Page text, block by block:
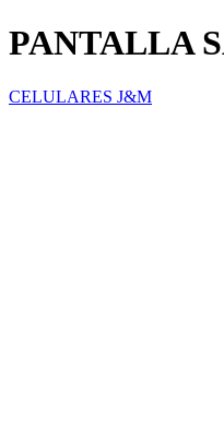
PANTALLA
CELULARES J&M